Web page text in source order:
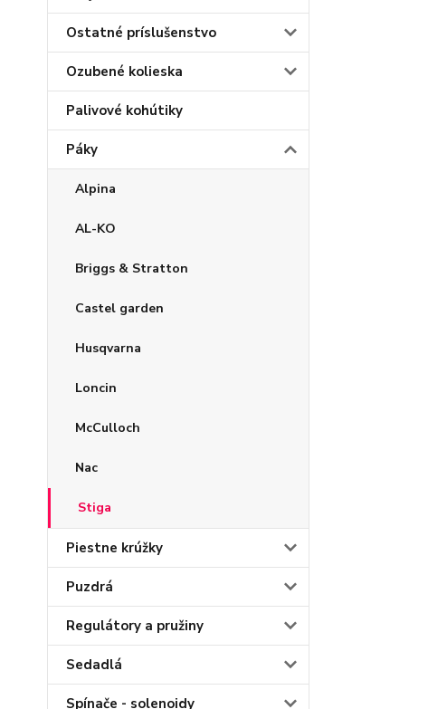
Ostatné príslušenstvo
Ozubené kolieska
Palivové kohútiky
Páky
Alpina
AL-KO
Briggs & Stratton
Castel garden
Husqvarna
Loncin
McCulloch
Nac
Stiga
Piestne krúžky
Puzdrá
Regulátory a pružiny
Sedadlá
Spínače - solenoidy